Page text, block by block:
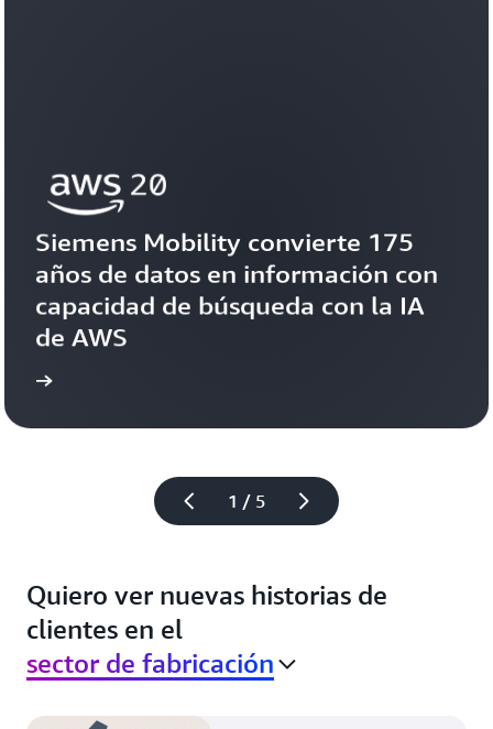
1 / 5
Siemens Mobility convierte 175
años de datos en información con
capacidad de búsqueda con la IA
de AWS
Ver la
Quiero ver nuevas historias de
clientes en el
sector de fabricación